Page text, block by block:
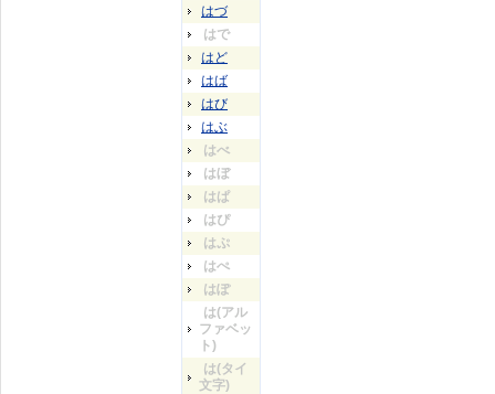
はづ
はで
はど
はば
はび
はぶ
はべ
はぼ
はぱ
はぴ
はぷ
はぺ
はぽ
は(アル
ファベッ
ト)
は(タイ
文字)